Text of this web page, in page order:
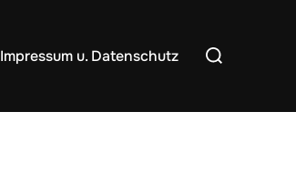
Impressum u. Datenschutz
Suchen
nach: